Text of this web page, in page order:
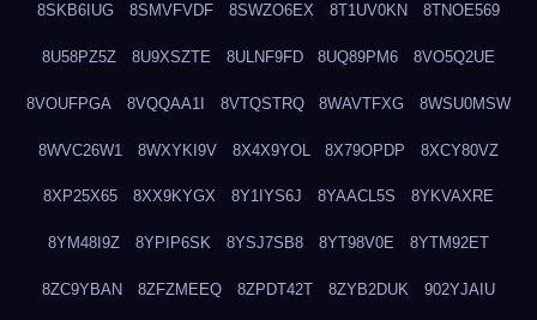
8SKB6IUG 8SMVFVDF 8SWZO6EX 8T1UV0KN 8TNOE569
8U58PZ5Z 8U9XSZTE 8ULNF9FD 8UQ89PM6 8VO5Q2UE
8VOUFPGA 8VQQAA1I 8VTQSTRQ 8WAVTFXG 8WSU0MSW
8WVC26W1 8WXYKI9V 8X4X9YOL 8X79OPDP 8XCY80VZ
8XP25X65 8XX9KYGX 8Y1IYS6J 8YAACL5S 8YKVAXRE
8YM48I9Z 8YPIP6SK 8YSJ7SB8 8YT98V0E 8YTM92ET
8ZC9YBAN 8ZFZMEEQ 8ZPDT42T 8ZYB2DUK 902YJAIU